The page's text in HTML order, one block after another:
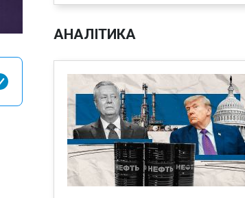
АНАЛІТИКА